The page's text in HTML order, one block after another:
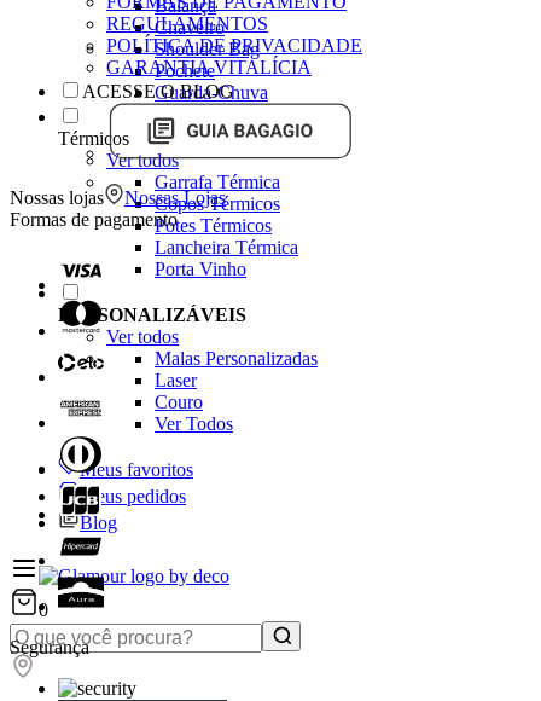
Balança
Chaveiro
Shoulder Bag
Pochete
Guarda-Chuva
Térmicos
Ver todos
Garrafa Térmica
Copos Térmicos
Potes Térmicos
Lancheira Térmica
Porta Vinho
PERSONALIZÁVEIS
Ver todos
Malas Personalizadas
Laser
Couro
Ver Todos
Meus favoritos
Meus pedidos
Blog
0
REGULAMENTOS
POLÍTICA DE PRIVACIDADE
GARANTIA VITALÍCIA
ACESSE O BLOG
Nossas lojas
Nossas Lojas
Formas de pagamento
Segurança